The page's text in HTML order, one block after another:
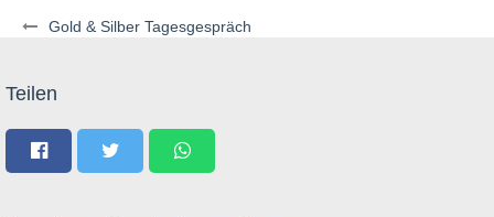
Gold & Silber Tagesgespräch
Teilen